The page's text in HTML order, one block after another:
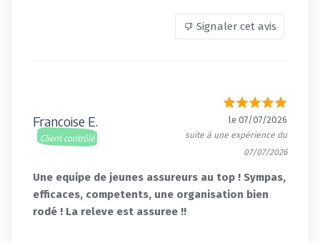
Signaler cet avis
Francoise E.
Client contrôlé
le 07/07/2026
suite à une expérience du
07/07/2026
Une equipe de jeunes assureurs au top ! Sympas,
efficaces, competents, une organisation bien
rodé ! La releve est assuree !!